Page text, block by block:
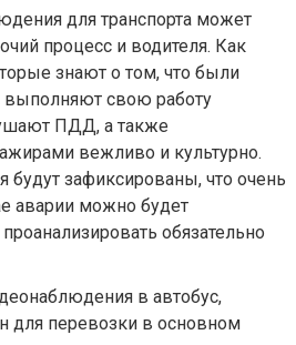
для транспорта может
процесс и водителя. Как
знают о том, что были
свою работу
ПДД, а также
вежливо и культурно.
будут зафиксированы, что очень
аварии можно будет
обязательно
в автобус,
для перевозки в основном